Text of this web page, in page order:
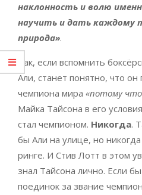
наклонность и волю
научить и дать каждому
природа».
Так, если вспомнить
Али, станет понятно, что он
чемпиона мира «потому
Майка Тайсона в его
стал чемпионом. Никогда.
бы Али на улице, но
ринге. И Стив Лотт в этом
знал Тайсона лично. Если
поединок за звание